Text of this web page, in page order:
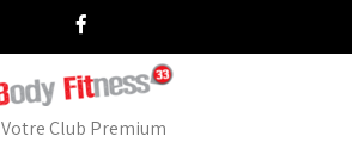
Votre Club Premium